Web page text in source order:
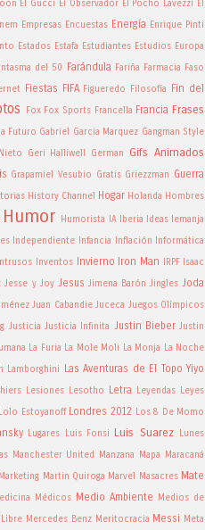
El Gucci El Observador El Pocho Lavezzi El
Empresas Encuestas Energía Enrique Pinti
Estados Estafa Estudiantes Estudios Europa
del 50 Farándula Fariña Farmacia Faso
Fiestas FIFA Figueredo Filosofía Fin del
Fox Fox Sports Francella Francia Frases
Futuro Gabriel Garcia Marquez Gangman Style
Geri Halliwell German Gifs Animados
Grapamiel Vesubio Gratis Griezzman Guerra
History Channel Hogar Holanda Hombres
Humor Humorista IA Iberia Ideas Iemanja
Independiente Infancia Inflación Informática
Intrusos Inventos Invierno Iron Man IRPF
Isaac
Jesse y Joy Jesus Jimena Barón Jingles Joda
Juan Cabandie Juceca Juegos Olímpicos
Justicia Justicia Infinita Justin Bieber Justin
La Furia La Mole Moli La Monja La Noche
Lamborghini Las Aventuras de El Topo Yiyo
Lesiones Lesotho Letra Leyendas Leyes
Lolo Estoyanoff Londres 2012 Los 8 De Momo
Lugares Luis Fonsi Luis Suarez Lunes
Manchester United Manzana Mapa
Maracaná
Marketing Martin Quiroga Marvel Masacres Mate
Médicos Medio Ambiente
Medios de
Mercedes Benz Meritocracia Messi Meta